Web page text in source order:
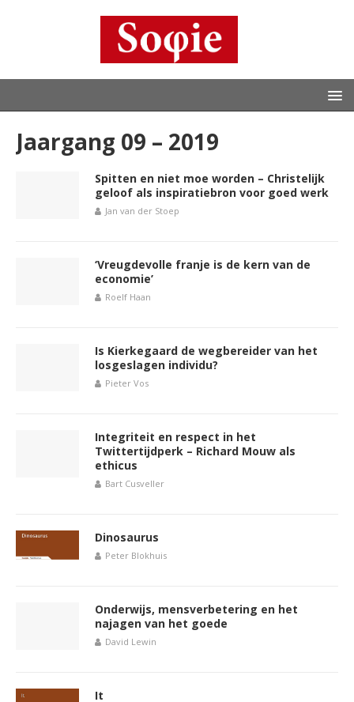
Jaargang 09 – 2019
Spitten en niet moe worden – Christelijk
geloof als inspiratiebron voor goed werk
Jan van der Stoep
‘Vreugdevolle franje is de kern van de
economie’
Roelf Haan
Is Kierkegaard de wegbereider van het
losgeslagen individu?
Pieter Vos
Integriteit en respect in het
Twittertijdperk – Richard Mouw als
ethicus
Bart Cusveller
Dinosaurus
Peter Blokhuis
Onderwijs, mensverbetering en het
najagen van het goede
David Lewin
It